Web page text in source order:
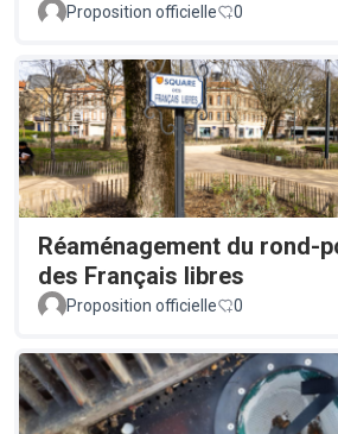
Proposition officielle
0
Réaménagement du rond-
des Français libres
Proposition officielle 0